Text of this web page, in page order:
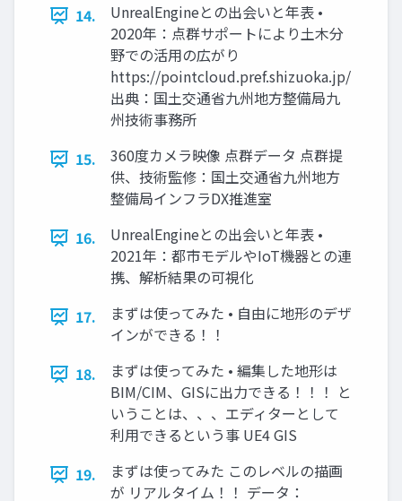
14.
UnrealEngineとの出会いと年表 •
2020年：点群サポートにより土木分
野での活用の広がり
https://pointcloud.pref.shizuoka.jp/
出典：国土交通省九州地方整備局九
州技術事務所
15.
360度カメラ映像 点群データ 点群提
供、技術監修：国土交通省九州地方
整備局インフラDX推進室
16.
UnrealEngineとの出会いと年表 •
2021年：都市モデルやIoT機器との連
携、解析結果の可視化
17.
まずは使ってみた • 自由に地形のデザ
インができる！！
18.
まずは使ってみた • 編集した地形は
BIM/CIM、GISに出力できる！！！ と
いうことは、、、エディターとして
利用できるという事 UE4 GIS
19.
まずは使ってみた このレベルの描画
が リアルタイム！！ データ：